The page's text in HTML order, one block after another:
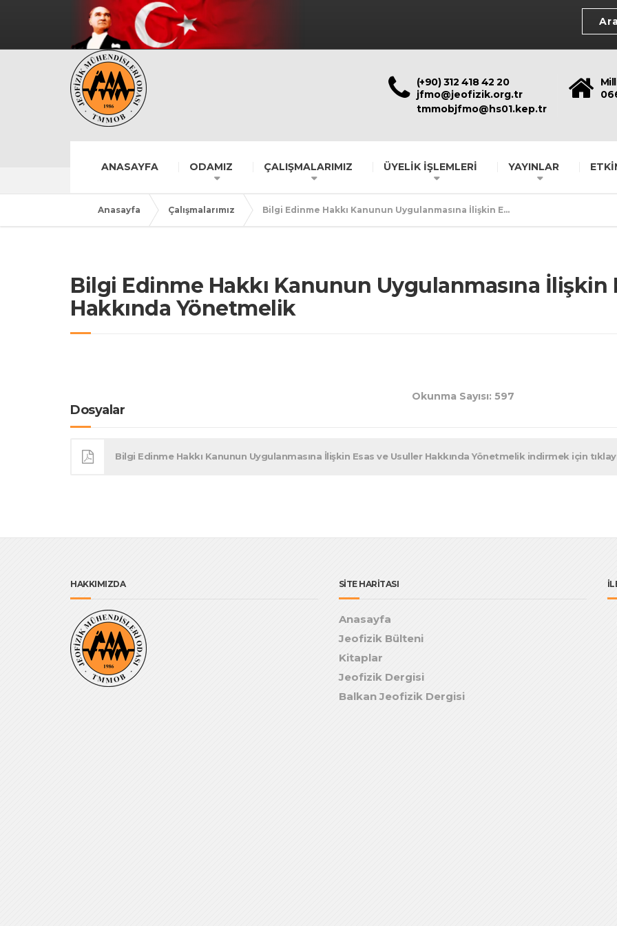
(+90) 312 418 42 20
jfmo@jeofizik.org.tr
tmmobjfmo@hs01.kep.tr
ANASAYFA ODAMIZ ÇALIŞMALARIMIZ ÜYELİK İŞLEMLERİ YAYINLAR
Anasayfa Çalışmalarımız Bilgi Edinme Hakkı Kanunun Uygulanmasına İlişkin E...
Bilgi Edinme Hakkı Kanunun Uygulanmasına İlişkin
Hakkında Yönetmelik
Okunma Sayısı: 597
Dosyalar
Bilgi Edinme Hakkı Kanunun Uygulanmasına İlişkin Esas ve Usuller Hakkında Yönetmelik indirmek için
HAKKIMIZDA SİTE HARİTASI
Anasayfa
Jeofizik Bülteni
Kitaplar
Jeofizik Dergisi
Balkan Jeofizik Dergisi